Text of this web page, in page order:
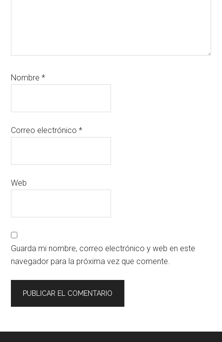
Nombre*
Correo electrónico*
Web
Guarda mi nombre, correo electrónico y web en este
navegador para la próxima vez que comente.